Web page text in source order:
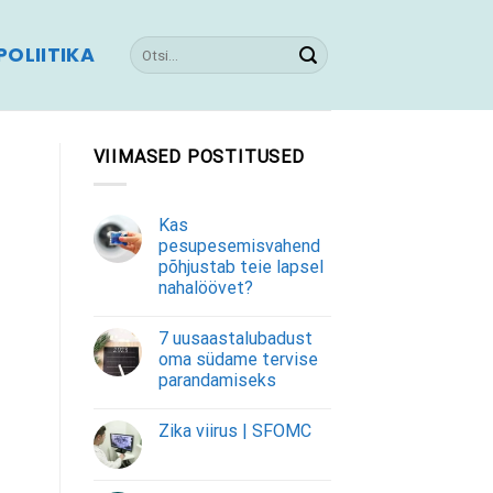
VIIMASED POSTITUSED
Kas
pesupesemisvahend
põhjustab teie lapsel
nahalöövet?
7 uusaastalubadust
oma südame tervise
parandamiseks
Zika viirus | SFOMC